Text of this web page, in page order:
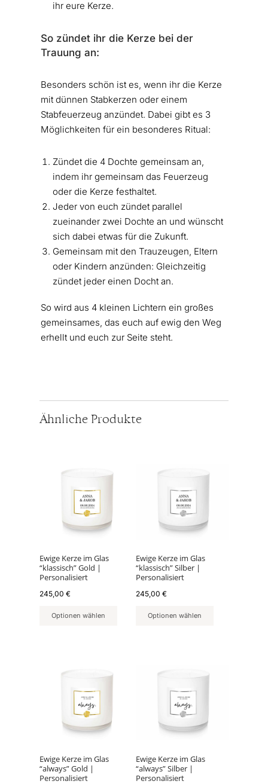
ihr eure Kerze.
So zündet ihr die Kerze bei der
Trauung an:
Besonders schön ist es, wenn ihr die Kerze
mit dünnen Stabkerzen oder einem
Stabfeuerzeug anzündet. Dabei gibt es 3
Möglichkeiten für ein besonderes Ritual:
Zündet die 4 Dochte gemeinsam an,
indem ihr gemeinsam das Feuerzeug
oder die Kerze festhaltet.
Jeder von euch zündet parallel
zueinander zwei Dochte an und wünscht
sich dabei etwas für die Zukunft.
Gemeinsam mit den Trauzeugen, Eltern
oder Kindern anzünden: Gleichzeitig
zündet jeder einen Docht an.
So wird aus 4 kleinen Lichtern ein großes
gemeinsames, das euch auf ewig den Weg
erhellt und euch zur Seite steht.
Ähnliche Produkte
Ewige Kerze im Glas
“klassisch” Gold |
Personalisiert
245,00 €
Optionen wählen
Ewige Kerze im Glas
“klassisch” Silber |
Personalisiert
245,00€
Optionen wählen
Ewige Kerze im Glas
“always” Gold |
Personalisiert
Ewige Kerze im Glas
“always” Silber |
Personalisiert